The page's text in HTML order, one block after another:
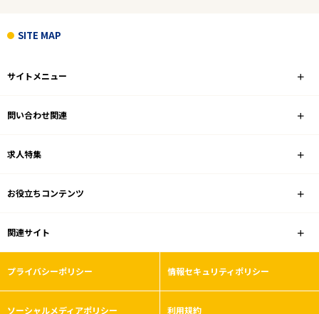
SITE MAP
サイトメニュー
問い合わせ関連
求人特集
お役立ちコンテンツ
関連サイト
プライバシーポリシー 情報セキュリティポリシー
ソーシャルメディアポリシー 利用規約